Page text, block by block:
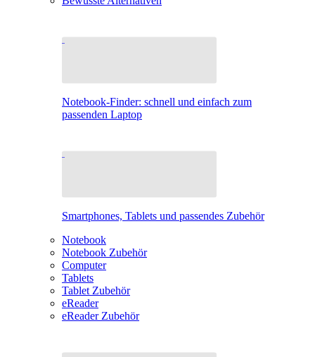
Notebook-Finder: schnell und einfach zum
passenden Laptop
Smartphones, Tablets und passendes Zubehör
Notebook
Notebook Zubehör
Computer
Tablets
Tablet Zubehör
eReader
eReader Zubehör